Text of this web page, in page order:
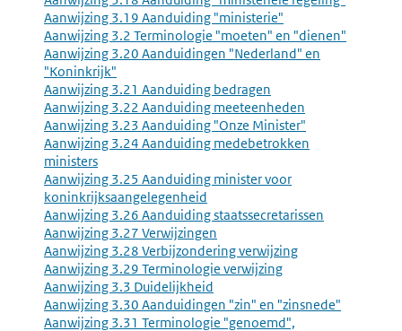
Aanwijzing 3.19 Aanduiding "ministerie"
Aanwijzing 3.2 Terminologie "moeten" en "dienen"
Aanwijzing 3.20 Aanduidingen "Nederland" en
"Koninkrijk"
Aanwijzing 3.21 Aanduiding bedragen
Aanwijzing 3.22 Aanduiding meeteenheden
Aanwijzing 3.23 Aanduiding "Onze Minister"
Aanwijzing 3.24 Aanduiding medebetrokken
ministers
Aanwijzing 3.25 Aanduiding minister voor
koninkrijksaangelegenheid
Aanwijzing 3.26 Aanduiding staatssecretarissen
Aanwijzing 3.27 Verwijzingen
Aanwijzing 3.28 Verbijzondering verwijzing
Aanwijzing 3.29 Terminologie verwijzing
Aanwijzing 3.3 Duidelijkheid
Aanwijzing 3.30 Aanduidingen "zin" en "zinsnede"
Aanwijzing 3.31 Terminologie "genoemd",